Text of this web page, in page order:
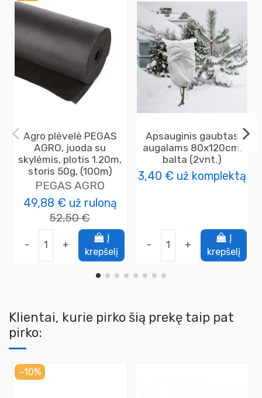
Agro plėvelė PEGAS
AGRO, juoda su
skylėmis, plotis 1.20m,
storis 50g, (100m)
PEGAS AGRO
49,88 € už ruloną
52,50 €
- +
Į
krepšelį
Apsauginis gaubtas
augalams 80x120cm,
balta (2vnt.)
3,40 € už komplektą
- +
Į
krepšelį
Klientai, kurie pirko šią prekę taip pat
pirko:
−10%